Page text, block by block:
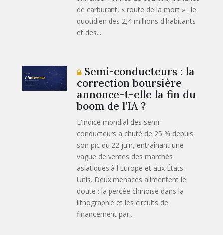
de carburant, « route de la mort » : le
quotidien des 2,4 millions d'habitants
et des...
Semi-conducteurs : la
correction boursière
annonce-t-elle la fin du
boom de l’IA ?
L'indice mondial des semi-
conducteurs a chuté de 25 % depuis
son pic du 22 juin, entraînant une
vague de ventes des marchés
asiatiques à l'Europe et aux États-
Unis. Deux menaces alimentent le
doute : la percée chinoise dans la
lithographie et les circuits de
financement par...